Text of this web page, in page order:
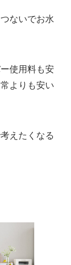
ないでお水
使用料も安
よりも安い
えたくなる